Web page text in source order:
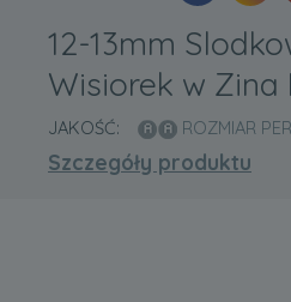
12-13mm
Wisiorek w Zina
JAKOŚĆ: ROZMIAR
Szczegóły produktu